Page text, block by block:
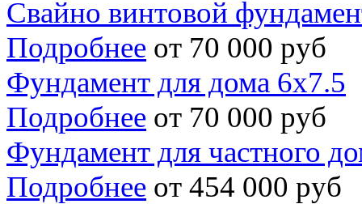
Свайно винтовой
Подробнее от 70 000 руб
Фундамент для дома 6х7.5
Подробнее от 70 000 руб
Фундамент для частного
Подробнее от 454 000 руб